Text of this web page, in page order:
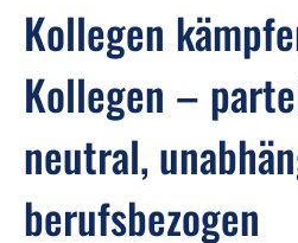
Kollegen
Kollegen –
neutral,
berufsbezogen